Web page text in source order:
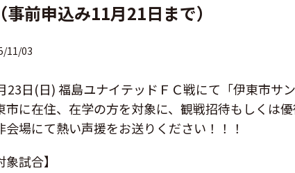
（事前申込み11月21日まで）
11/03
23日(日) 福島ユナイテッドＦＣ戦にて「伊東市サ
市に在住、在学の方を対象に、観戦招待もしくは
会場にて熱い声援をお送りください！！！
象試合】